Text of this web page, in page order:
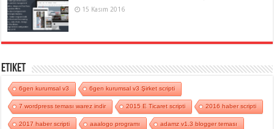
15 Kasım 2016
Etiket
6gen kurumsal v3 6gen kurumsal v3 Şirket scripti
7 wordpress teması warez indir 2015 E Ticaret scripti 2016 haber scripti
2017 haber scripti aaalogo programı adamz v1.3 blogger teması